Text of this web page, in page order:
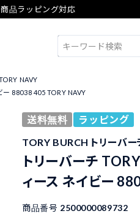
品ラッピング対応
NAVY
88038 405 TORY NAVY
送料無料
ラッピング
TORY BURCH トリーバー
トリーバーチ
ィース ネイビー
商品番号 2500000089732